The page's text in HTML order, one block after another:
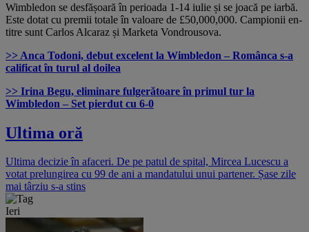
Wimbledon se desfășoară în perioada 1-14 iulie și se joacă pe iarbă.
Este dotat cu premii totale în valoare de £50,000,000. Campionii en-
titre sunt Carlos Alcaraz și Marketa Vondrousova.
>> Anca Todoni, debut excelent la Wimbledon – Românca s-a
calificat în turul al doilea
>> Irina Begu, eliminare fulgerătoare în primul tur la
Wimbledon – Set pierdut cu 6-0
Ultima oră
Ultima decizie în afaceri. De pe patul de spital, Mircea Lucescu a
votat prelungirea cu 99 de ani a mandatului unui partener. Șase zile
mai târziu s-a stins
Ieri